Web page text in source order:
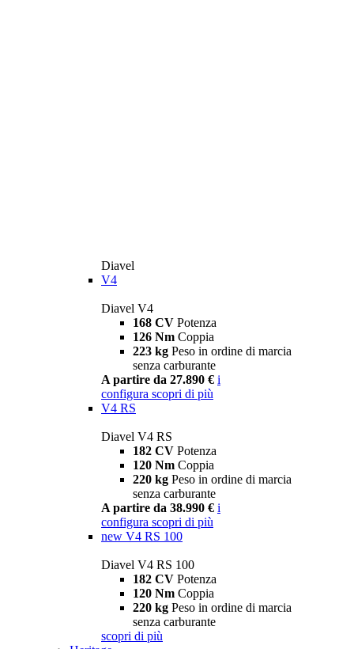
Diavel
V4
Diavel V4
168 CV Potenza
126 Nm Coppia
223 kg Peso in ordine di marcia
senza carburante
A partire da 27.890 € i
configura scopri di più
V4 RS
Diavel V4 RS
182 CV Potenza
120 Nm Coppia
220 kg Peso in ordine di marcia
senza carburante
A partire da 38.990 € i
configura scopri di più
new V4 RS 100
Diavel V4 RS 100
182 CV Potenza
120 Nm Coppia
220 kg Peso in ordine di marcia
senza carburante
scopri di più